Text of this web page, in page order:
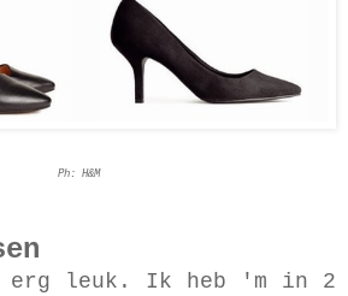
Ph: H&M
leuk. Ik heb 'm in 2